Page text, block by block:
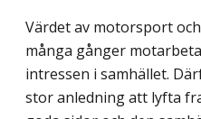
Värdet av motorsport
många gånger
intressen i samhället.
stor anledning att lyfta